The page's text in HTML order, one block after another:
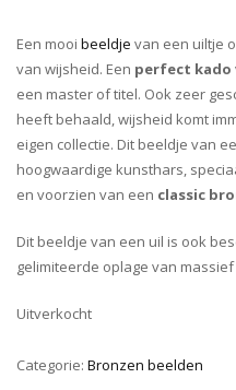
Een mooi beeldje van een uiltje
van wijsheid. Een perfect kado
een master of titel. Ook zeer
heeft behaald, wijsheid komt
eigen collectie. Dit beeldje van
hoogwaardige kunsthars,
en voorzien van een classic
Dit beeldje van een uil is ook
gelimiteerde oplage van
Uitverkocht
Categorie: Bronzen beelden